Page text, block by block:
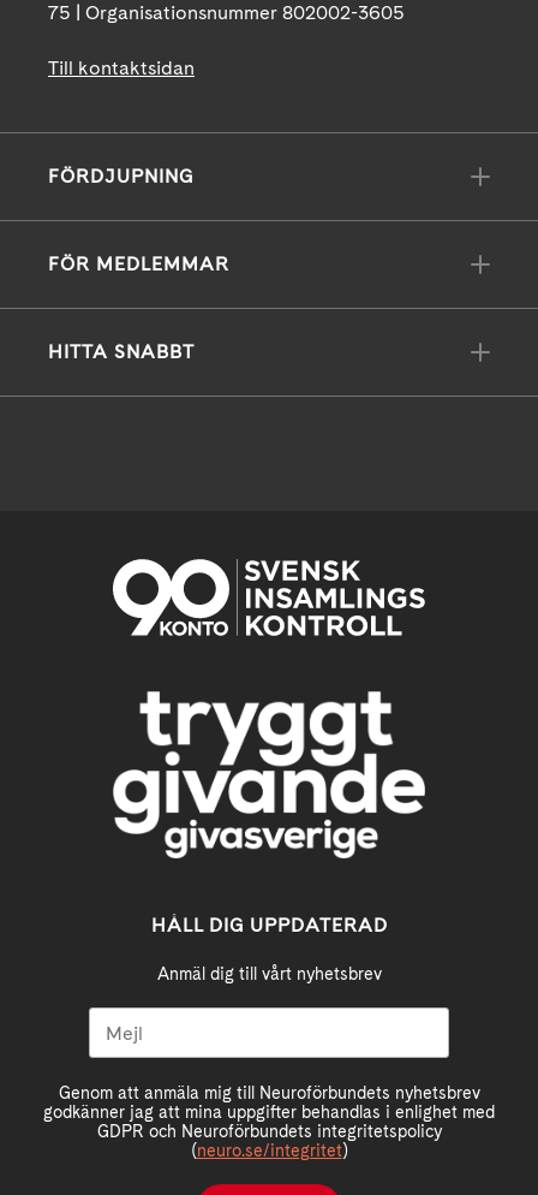
75 | Organisationsnummer 802002-3605
Till kontaktsidan
FÖRDJUPNING
FÖR MEDLEMMAR
HITTA SNABBT
HÅLL DIG UPPDATERAD
Anmäl dig till vårt nyhetsbrev
Genom att anmäla mig till Neuroförbundets nyhetsbrev
godkänner jag att mina uppgifter behandlas i enlighet med
GDPR och Neuroförbundets integritetspolicy
(neuro.se/integritet)